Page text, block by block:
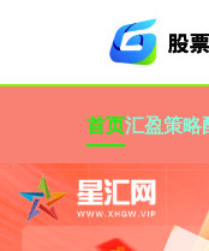
首页汇盈策略